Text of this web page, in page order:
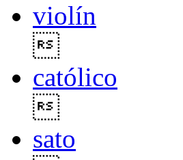
violín
católico
sato